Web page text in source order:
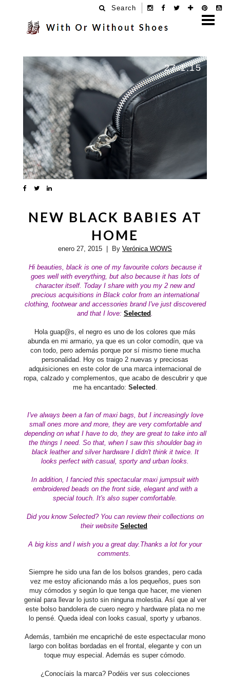
Search
27.1.15
NEW BLACK BABIES AT
HOME
enero 27, 2015 | By Verónica WOWS
Hi beauties, black is one of my favourite colors because it
goes well with everything, but also because it has lots of
character itself. Today I share with you my 2 new and
precious acquisitions in Black color from an international
clothing, footwear and accessories brandI've just discovered
and that I love: Selected
Hola guap@s, el negro es uno de los colores que más
abunda en mi armario, ya que es un color comodín, que va
con todo, pero además porque por sí mismo tiene mucha
personalidad. Hoy os traigo 2 nuevas y preciosas
adquisiciones en este color de una marca internacional de
ropa, calzado y complementos, que acabo de descubrir y que
me ha encantado: Selected
I've always been a fan of maxi bags, but I increasingly love
small ones more and more, they are very comfortable and
depending on what I have to do, they are great to take into all
the things I need. So that, when I saw this shoulder bag in
black leather and silver hardware I didn't think it twice. It
looks perfect with casual, sporty and urban looks.
In addition, I fancied this spectacular maxi jumpsuit with
embroidered beads on the front side, elegant and with a
special touch. It's also super comfortable.
Did you know Selected? You can review their collections on
their website Selected
A big kiss and I wish you a great day.Thanks a lot for your
comments.
Siempre he sido una fan de los bolsos grandes, pero cada
vez me estoy aficionando más a los pequeños, pues son
muy cómodos y según lo que tenga que hacer, me vienen
genial para llevar lo justo sin ninguna molestia. Así que al ver
este bolso bandolera de cuero negro y hardware plata no me
lo pensé. Queda ideal con looks casual, sporty y urbanos.
Además, también me encapriché de este espectacular mono
largo con bolitas bordadas en el frontal, elegante y con un
toque muy especial. Además es super cómodo.
¿Conocíais la marca? Podéis ver sus colecciones